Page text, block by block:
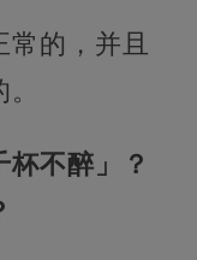
的，并且
不醉」？